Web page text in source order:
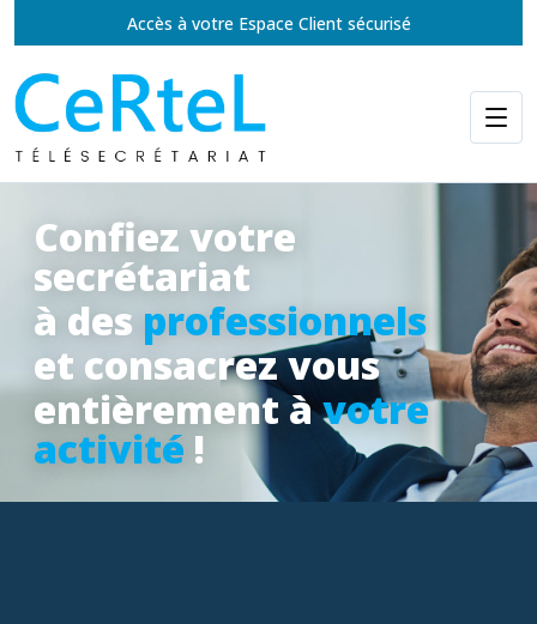
Accès à votre Espace Client sécurisé
Confiez votre
secrétariat
à des professionnels
et consacrez vous
entièrement àvotre
activité !